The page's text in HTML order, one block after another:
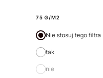
75 G/M2
Nie stosuj tego filtra
tak
nie